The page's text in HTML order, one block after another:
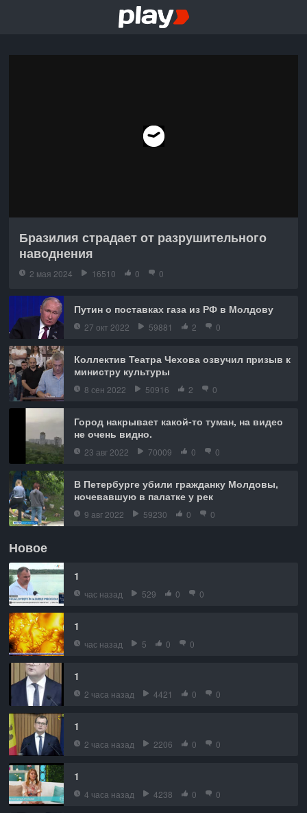
Бразилия страдает от разрушительного
наводнения
2 мая 2024 16510 0 0
Путин о поставках газа из РФ в Молдову
27 окт 2022 59881 2 0
Коллектив Театра Чехова озвучил призыв к
министру культуры
8 сен 2022 50916 2 0
Город накрывает какой-то туман, на видео
не очень видно.
23 авг 2022 70009 0 0
В Петербурге убили гражданку Молдовы,
ночевавшую в палатке у рек
9 авг 2022 59230 0 0
Новое
1
час назад 529 0 0
1
час назад 5 0 0
1
2 часа назад 4421 0 0
1
2 часа назад 2206 0 0
1
4 часа назад 4238 0 0